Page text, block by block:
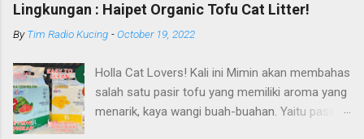
Lingkungan : Haipet Organic Tofu Cat Litter!
ByTim Radio Kucing -October 19, 2022
Holla Cat Lovers! Kali ini Mimin akan membahas
salah satu pasir tofu yang memiliki aroma yang
menarik, kaya wangi buah-buahan. Yaitu pasir